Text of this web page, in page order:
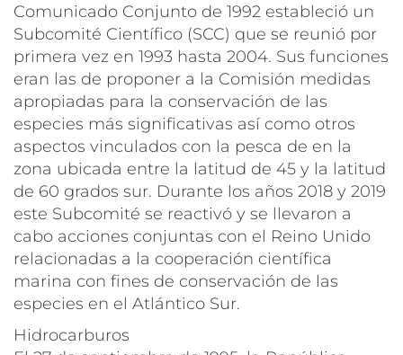
Comunicado Conjunto de 1992 estableció un
Subcomité Científico (SCC) que se reunió por
primera vez en 1993 hasta 2004. Sus funciones
eran las de proponer a la Comisión medidas
apropiadas para la conservación de las
especies más significativas así como otros
aspectos vinculados con la pesca de en la
zona ubicada entre la latitud de 45 y la latitud
de 60 grados sur. Durante los años 2018 y 2019
este Subcomité se reactivó y se llevaron a
cabo acciones conjuntas con el Reino Unido
relacionadas a la cooperación científica
marina con fines de conservación de las
especies en el Atlántico Sur.
Hidrocarburos